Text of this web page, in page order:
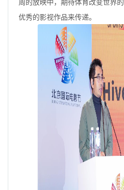
优秀的影视作品来传递。